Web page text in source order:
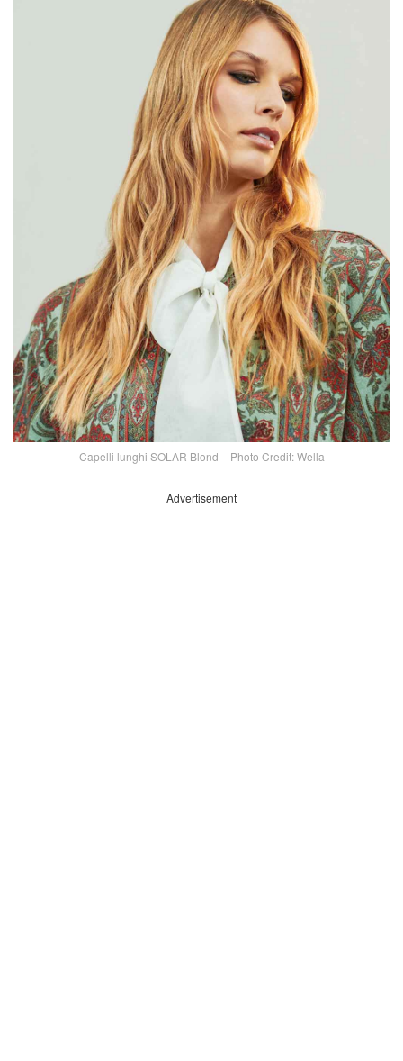
Capelli lunghi SOLAR Blond – Photo Credit: Wella
Advertisement